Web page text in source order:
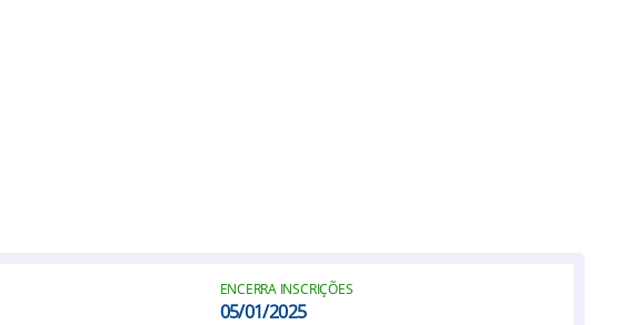
ENCERRA INSCRIÇÕES
05/01/2025